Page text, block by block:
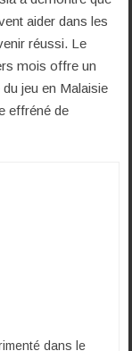
aider dans les
réussi. Le
mois offre un
jeu en Malaisie
effréné de
dans le